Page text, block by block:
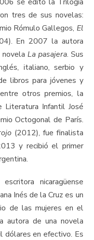
tres de sus novelas:
Rómulo Gallegos, El
En 2007 la autora
novela La pasajera. Sus
italiano, serbio y
libros para jóvenes y
otros premios, la
Literatura Infantil José
Octogonal de París.
(2012), fue finalista
y recibió el primer
nicaragüense
Inés de la Cruz es un
de las mujeres en el
autora de una novela
dólares en efectivo. Es